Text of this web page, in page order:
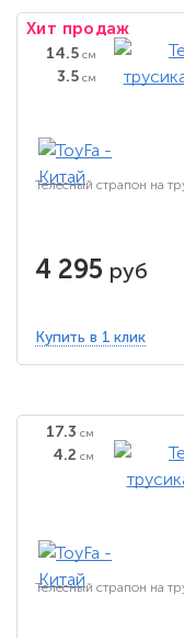
Хит продаж
14.5 см
3.5 см
Телесный страпон на
4 295 руб
Купить в 1 клик
17.3 см
4.2 см
Телесный страпон на